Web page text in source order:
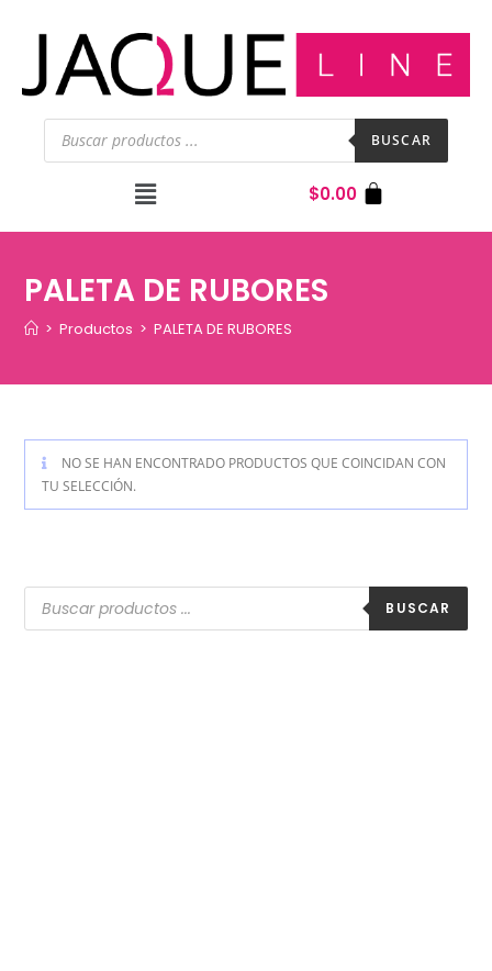
BUSCAR
$0.00
PALETA DE RUBORES
> Productos > PALETA DE RUBORES
NO SE HAN ENCONTRADO PRODUCTOS QUE COINCIDAN CON
TU SELECCIÓN.
BUSCAR